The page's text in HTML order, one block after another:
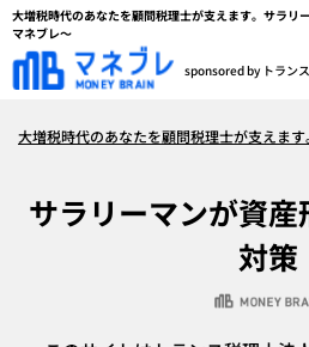
大増税時代のあなたを顧問税理士が支えます。サラリ
マネブレ～
sponsored by トラン
大増税時代のあなたを顧問税理士が支えま
サラリーマンが資
対策